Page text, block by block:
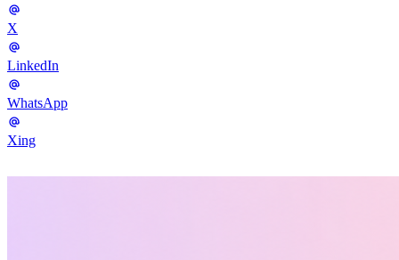
X
LinkedIn
WhatsApp
Xing